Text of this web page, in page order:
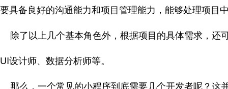
要具备良好的沟通能力和项目管理能力，能够处理项目
除了以上几个基本角色外，根据项目的具体需求，还
UI设计师、数据分析师等。
那么，一个常见的小程序到底需要几个开发者呢？这